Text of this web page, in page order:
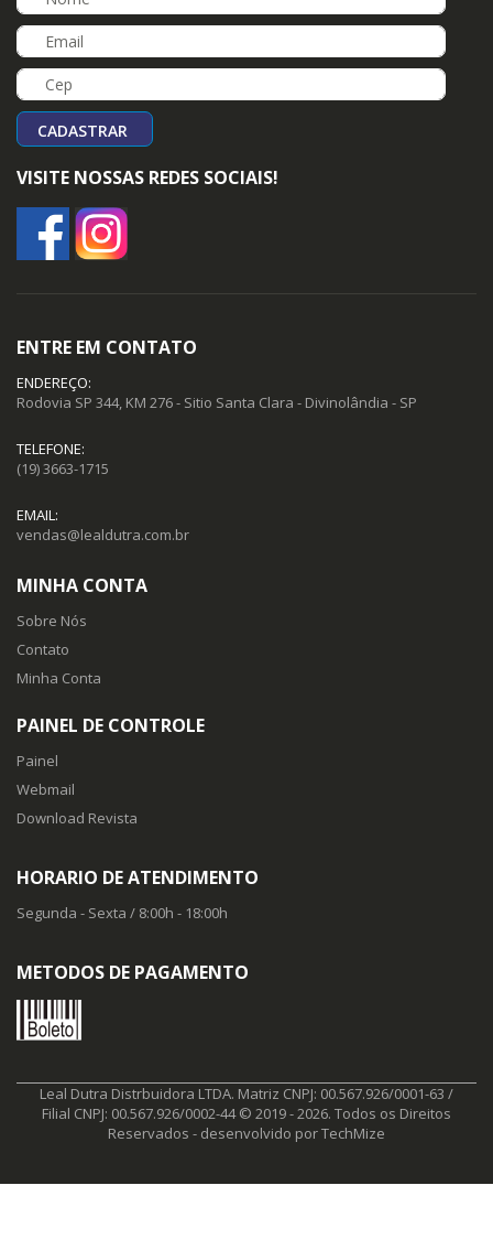
CADASTRAR
VISITE NOSSAS REDES SOCIAIS!
ENTRE EM CONTATO
ENDEREÇO:
Rodovia SP 344, KM 276 - Sitio Santa Clara - Divinolândia - SP
TELEFONE:
(19) 3663-1715
EMAIL:
vendas@lealdutra.com.br
MINHA CONTA
Sobre Nós
Contato
Minha Conta
PAINEL DE CONTROLE
Painel
Webmail
Download Revista
HORARIO DE ATENDIMENTO
Segunda - Sexta / 8:00h - 18:00h
METODOS DE PAGAMENTO
Leal Dutra Distrbuidora LTDA. Matriz CNPJ: 00.567.926/0001-63 /
Filial CNPJ: 00.567.926/0002-44 © 2019 - 2026. Todos os Direitos
Reservados - desenvolvido porTechMize